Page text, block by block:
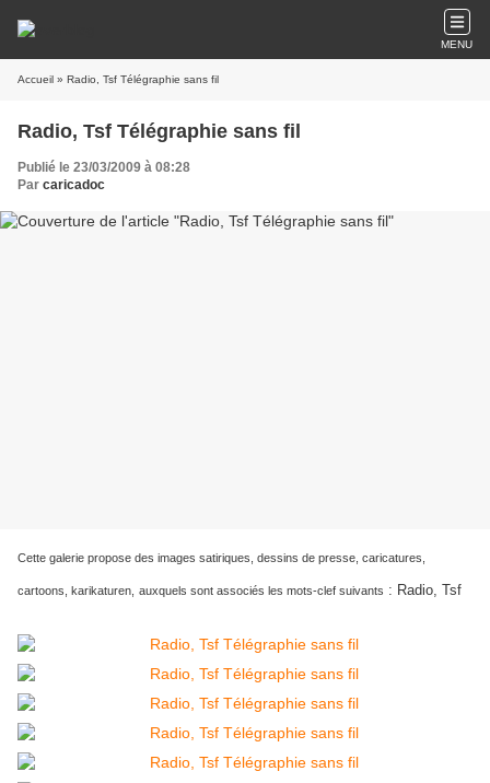
MENU
Accueil » Radio, Tsf Télégraphie sans fil
Radio, Tsf Télégraphie sans fil
Publié le 23/03/2009 à 08:28
Par caricadoc
Cette galerie propose des images satiriques, dessins de presse, caricatures,
cartoons, karikaturen, auxquels sont associés les mots-clef suivants : Radio, Tsf